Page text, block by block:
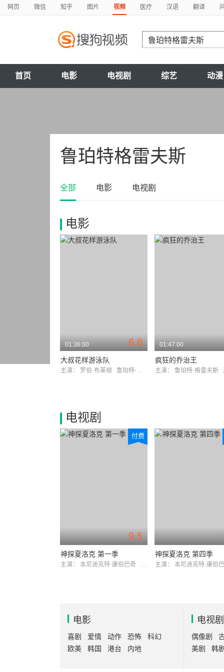
网页 微信 知乎 图片 视频 医疗 汉语 翻译
首页 电影 电视剧 综艺 动漫
鲁珀特格雷夫斯
全部 电影 电视剧
电影
6.8
01:36:00
大叔花样游泳队
主演： 罗伯·布莱顿 鲁珀特·格雷夫斯
01:47:00
疯狂的乔治王
主演： 鲁珀特·格雷夫斯
电视剧
9.5
付费
神探夏洛克 第一季
主演： 本尼迪克特·康伯巴奇 马丁·弗瑞曼
神探夏洛克 第四季
主演： 本尼迪克特·康伯
电影
喜剧 爱情 动作 恐怖
科幻
欧美
韩国 港台 内地
电视剧
偶像剧
美剧
韩